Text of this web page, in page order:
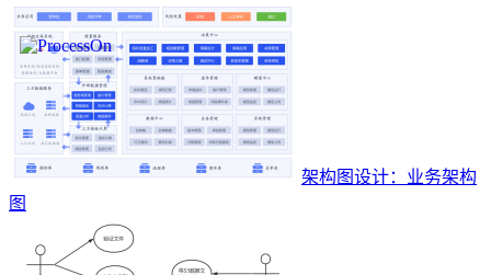
架构图设计：业务架构
图